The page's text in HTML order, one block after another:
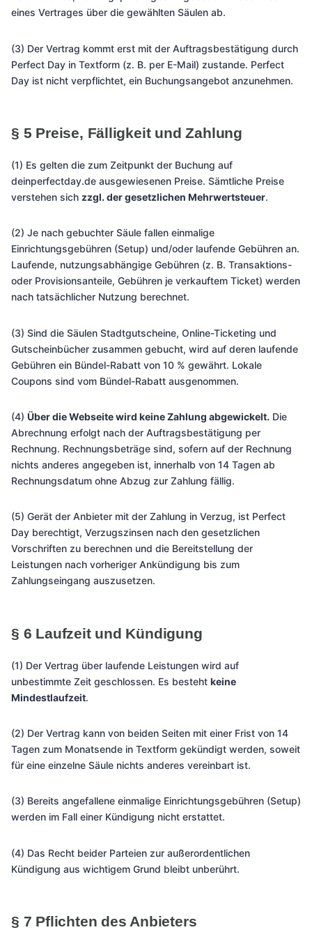
eines Vertrages über die gewählten Säulen ab.
(3) Der Vertrag kommt erst mit der Auftragsbestätigung durch
Perfect Day in Textform (z. B. per E-Mail) zustande. Perfect
Day ist nicht verpflichtet, ein Buchungsangebot anzunehmen.
§ 5 Preise, Fälligkeit und Zahlung
(1) Es gelten die zum Zeitpunkt der Buchung auf
deinperfectday.de ausgewiesenen Preise. Sämtliche Preise
verstehen sich zzgl. der gesetzlichen Mehrwertsteuer.
(2) Je nach gebuchter Säule fallen einmalige
Einrichtungsgebühren (Setup) und/oder laufende Gebühren an.
Laufende, nutzungsabhängige Gebühren (z. B. Transaktions-
oder Provisionsanteile, Gebühren je verkauftem Ticket) werden
nach tatsächlicher Nutzung berechnet.
(3) Sind die Säulen Stadtgutscheine, Online-Ticketing und
Gutscheinbücher zusammen gebucht, wird auf deren laufende
Gebühren ein Bündel-Rabatt von 10 % gewährt. Lokale
Coupons sind vom Bündel-Rabatt ausgenommen.
(4) Über die Webseite wird keine Zahlung abgewickelt. Die
Abrechnung erfolgt nach der Auftragsbestätigung per
Rechnung. Rechnungsbeträge sind, sofern auf der Rechnung
nichts anderes angegeben ist, innerhalb von 14 Tagen ab
Rechnungsdatum ohne Abzug zur Zahlung fällig.
(5) Gerät der Anbieter mit der Zahlung in Verzug, ist Perfect
Day berechtigt, Verzugszinsen nach den gesetzlichen
Vorschriften zu berechnen und die Bereitstellung der
Leistungen nach vorheriger Ankündigung bis zum
Zahlungseingang auszusetzen.
§ 6 Laufzeit und Kündigung
(1) Der Vertrag über laufende Leistungen wird auf
unbestimmte Zeit geschlossen. Es besteht keine
Mindestlaufzeit.
(2) Der Vertrag kann von beiden Seiten mit einer Frist von 14
Tagen zum Monatsende in Textform gekündigt werden, soweit
für eine einzelne Säule nichts anderes vereinbart ist.
(3) Bereits angefallene einmalige Einrichtungsgebühren (Setup)
werden im Fall einer Kündigung nicht erstattet.
(4) Das Recht beider Parteien zur außerordentlichen
Kündigung aus wichtigem Grund bleibt unberührt.
§ 7 Pflichten des Anbieters